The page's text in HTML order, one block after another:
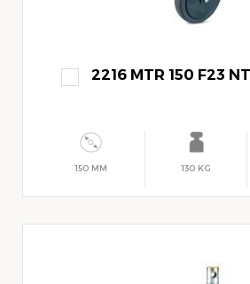
2216 MTR 150 F23
150 MM 130 KG